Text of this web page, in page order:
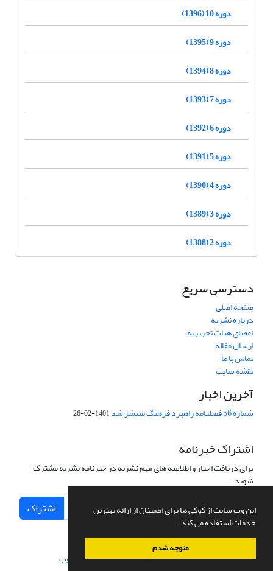
این وب سایت از کوکی ها برای اطمینان از ارائه بهترین
خدمات استفاده می کند.
متوجه شدم
دوره 10 (1396)
دوره 9 (1395)
دوره 8 (1394)
دوره 7 (1393)
دوره 6 (1392)
دوره 5 (1391)
دوره 4 (1390)
دوره 3 (1389)
دوره 2 (1388)
دسترسی سریع
صفحه اصلی
درباره نشریه
اعضای هیات تحریریه
ارسال مقاله
تماس با ما
نقشه سایت
آخرین اخبار
شماره 56 فصلنامه راهبرد فرهنگ منتشر شد 1401-02-26
اشتراک خبرنامه
برای دریافت اخبار و اطلاعیه های مهم نشریه در خبرنامه نشریه مشترک
شوید.
اشتراک
سامانه مدیریت نشریات علمی.طراحی و پیاده سازی از سیناوب